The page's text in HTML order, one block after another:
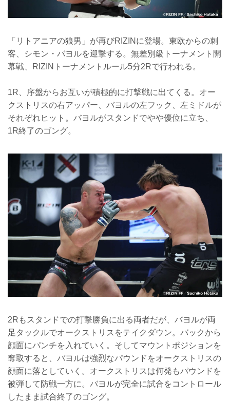
「リトアニアの狼男」が再びRIZINに登場。東欧からの刺
客、シモン・バヨルを迎撃する。無差別級トーナメント開
幕戦、RIZINトーナメントルール5分2Rで行われる。
1R、序盤からお互いが積極的に打撃戦に出てくる。オー
クストリスの右アッパー、バヨルの左フック、左ミドルが
それぞれヒット。バヨルがスタンドでやや優位に立ち、
1R終了のゴング。
2Rもスタンドでの打撃勝負に出る両者だが、バヨルが両
足タックルでオークストリスをテイクダウン。バックから
顔面にパンチを入れていく。そしてマウントポジションを
奪取すると、バヨルは強烈なパウンドをオークストリスの
顔面に落としていく。オークストリスは何発もパウンドを
被弾して防戦一方に。バヨルが完全に試合をコントロール
したまま試合終了のゴング。